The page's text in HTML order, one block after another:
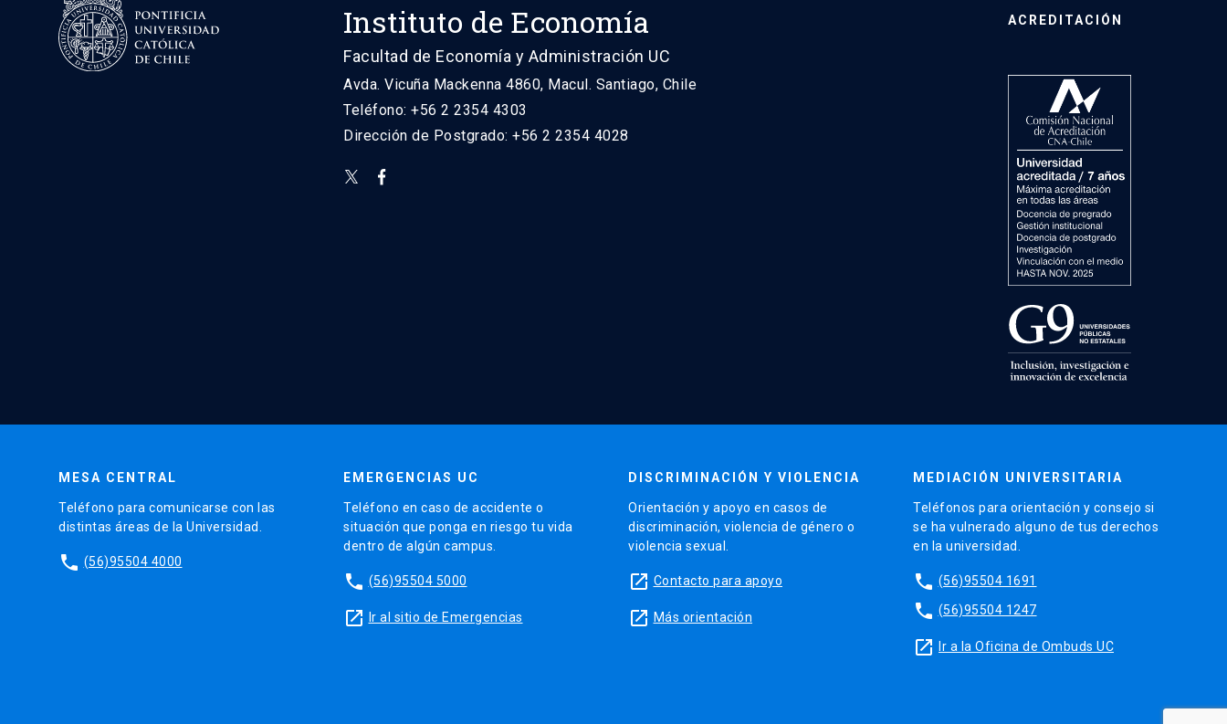
Instituto de Economía
Facultad de Economía y Administración UC
Avda. Vicuña Mackenna 4860, Macul. Santiago, Chile
Teléfono: +56 2 2354 4303
Dirección de Postgrado: +56 2 2354 4028
ACREDITACIÓN
MESA CENTRAL
Teléfono para comunicarse con las
distintas áreas de la Universidad.
phone (56)95504 4000
EMERGENCIAS UC
Teléfono en caso de accidente o
situación que ponga en riesgo tu vida
dentro de algún campus.
phone (56)95504 5000
launch Ir al sitio de Emergencias
DISCRIMINACIÓN Y VIOLENCIA
Orientación y apoyo en casos de
discriminación, violencia de género o
violencia sexual.
launch Contacto para apoyo
launch Más orientación
MEDIACIÓN UNIVERSITARIA
Teléfonos para orientación y consejo si
se ha vulnerado alguno de tus derechos
en la universidad.
phone (56)95504 1691
phone (56)95504 1247
launch Ir a la Oficina de Ombuds UC